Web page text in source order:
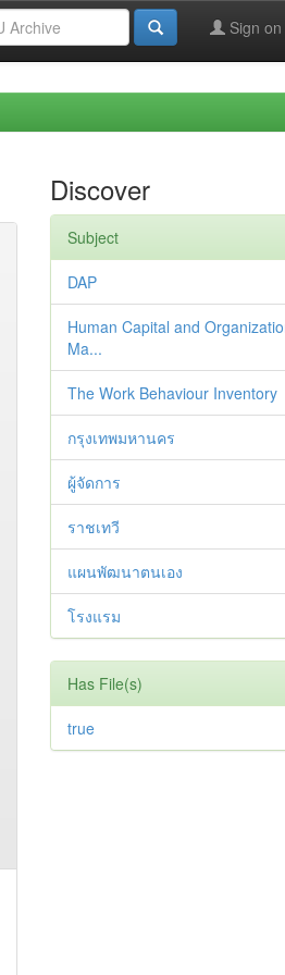
Sign
Discover
Subject
DAP
Human Capital and
Ma...
The Work Behaviour Inventory
กรุงเทพมหานคร
ผู้จัดการ
ราชเทวี
แผนพัฒนาตนเอง
โรงแรม
Has File(s)
true